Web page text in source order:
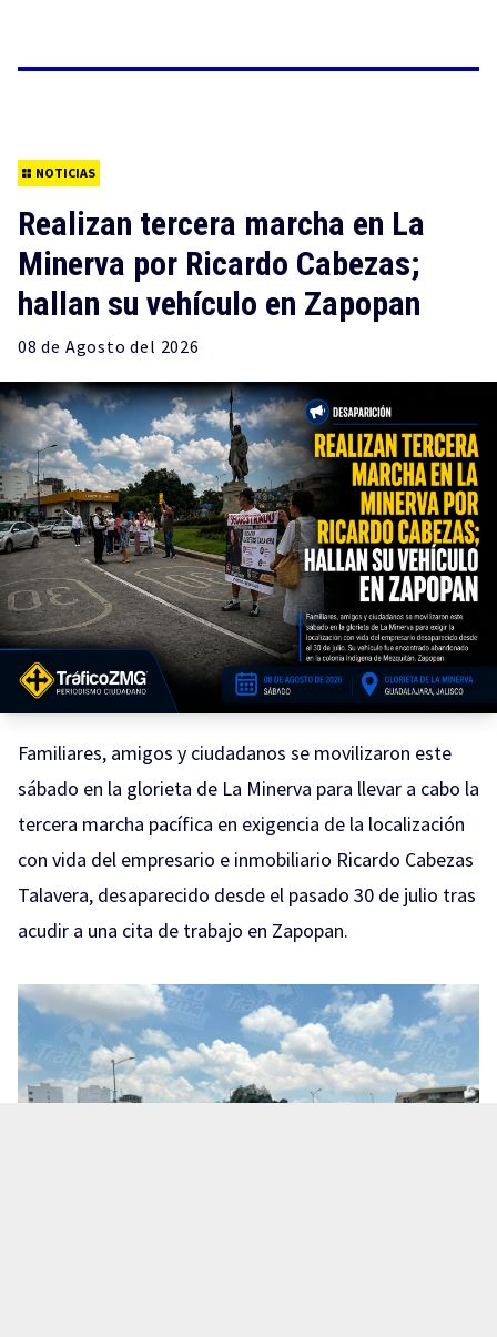
NOTICIAS
Realizan tercera marcha en La
Minerva por Ricardo Cabezas;
hallan su vehículo en Zapopan
08 de Agosto del 2026
Familiares, amigos y ciudadanos se movilizaron este
sábado en la glorieta de La Minerva para llevar a cabo la
tercera marcha pacífica en exigencia de la localización
con vida del empresario e inmobiliario Ricardo Cabezas
Talavera, desaparecido desde el pasado 30 de julio tras
acudir a una cita de trabajo en Zapopan.